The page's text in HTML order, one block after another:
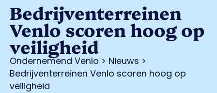
Bedrijventerreinen
Venlo scoren hoog op
veiligheid
Ondernemend Venlo > Nieuws >
Bedrijventerreinen Venlo scoren hoog op
veiligheid